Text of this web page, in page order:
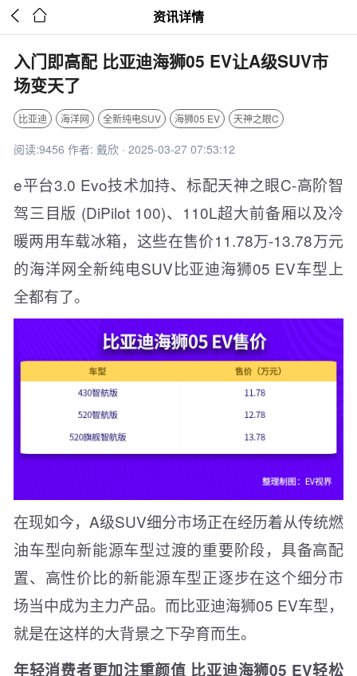
  资讯详情
入门即高配 比亚迪海狮05 EV让A级SUV市
场变天了
比亚迪 海洋网 全新纯电SUV 海狮05 EV 天神之眼C
阅读:9456 作者: 戴欣 · 2025-03-27 07:53:12
e平台3.0 Evo技术加持、标配天神之眼C-高阶智
驾三目版 (DiPilot 100)、110L超大前备厢以及冷
暖两用车载冰箱，这些在售价11.78万-13.78万元
的海洋网全新纯电SUV比亚迪海狮05 EV车型上
全都有了。
在现如今，A级SUV细分市场正在经历着从传统燃
油车型向新能源车型过渡的重要阶段，具备高配
置、高性价比的新能源车型正逐步在这个细分市
场当中成为主力产品。而比亚迪海狮05 EV车型，
就是在这样的大背景之下孕育而生。
年轻消费者更加注重颜值 比亚迪海狮05 EV轻松